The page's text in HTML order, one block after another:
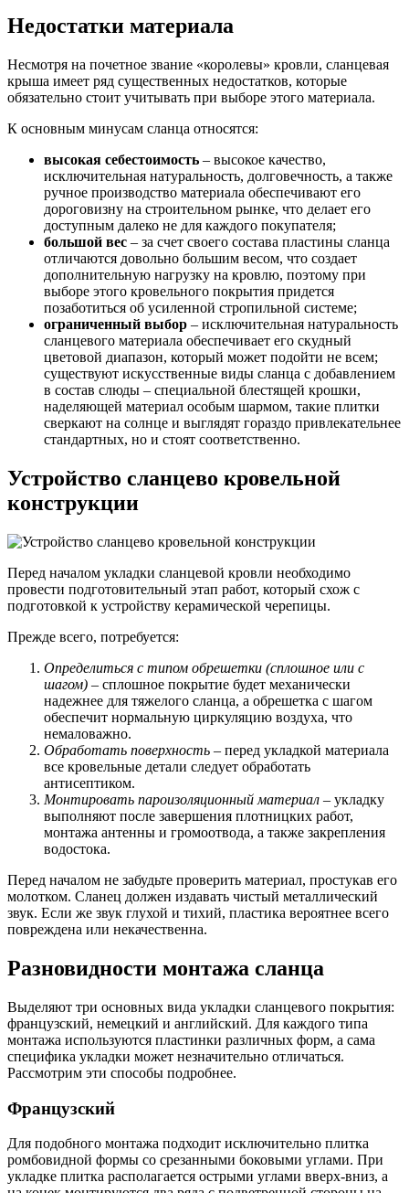
Недостатки материала
Несмотря на почетное звание «королевы» кровли, сланцевая
крыша имеет ряд существенных недостатков, которые
обязательно стоит учитывать при выборе этого материала.
К основным минусам сланца относятся:
высокая себестоимость – высокое качество,
исключительная натуральность, долговечность, а также
ручное производство материала обеспечивают его
дороговизну на строительном рынке, что делает его
доступным далеко не для каждого покупателя;
большой вес – за счет своего состава пластины сланца
отличаются довольно большим весом, что создает
дополнительную нагрузку на кровлю, поэтому при
выборе этого кровельного покрытия придется
позаботиться об усиленной стропильной системе;
ограниченный выбор – исключительная натуральность
сланцевого материала обеспечивает его скудный
цветовой диапазон, который может подойти не всем;
существуют искусственные виды сланца с добавлением
в состав слюды – специальной блестящей крошки,
наделяющей материал особым шармом, такие плитки
сверкают на солнце и выглядят гораздо привлекательнее
стандартных, но и стоят соответственно.
Устройство сланцево кровельной
конструкции
Перед началом укладки сланцевой кровли необходимо
провести подготовительный этап работ, который схож с
подготовкой к устройству керамической черепицы.
Прежде всего, потребуется:
Определиться с типом обрешетки (сплошное или с
шагом) – сплошное покрытие будет механически
надежнее для тяжелого сланца, а обрешетка с шагом
обеспечит нормальную циркуляцию воздуха, что
немаловажно.
Обработать поверхность – перед укладкой материала
все кровельные детали следует обработать
антисептиком.
Монтировать пароизоляционный материал – укладку
выполняют после завершения плотницких работ,
монтажа антенны и громоотвода, а также закрепления
водостока.
Перед началом не забудьте проверить материал, простукав его
молотком. Сланец должен издавать чистый металлический
звук. Если же звук глухой и тихий, пластика вероятнее всего
повреждена или некачественна.
Разновидности монтажа сланца
Выделяют три основных вида укладки сланцевого покрытия:
французский, немецкий и английский. Для каждого типа
монтажа используются пластинки различных форм, а сама
специфика укладки может незначительно отличаться.
Рассмотрим эти способы подробнее.
Французский
Для подобного монтажа подходит исключительно плитка
ромбовидной формы со срезанными боковыми углами. При
укладке плитка располагается острыми углами вверх-вниз, а